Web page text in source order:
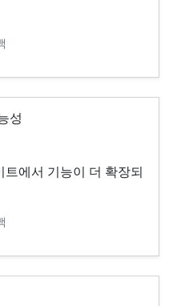
성
에서 기능이 더 확장되